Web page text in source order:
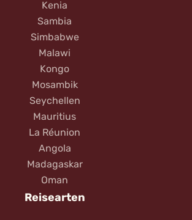
Kenia
Sambia
Simbabwe
Malawi
Kongo
Mosambik
Seychellen
Mauritius
La Réunion
Angola
Madagaskar
Oman
Reisearten